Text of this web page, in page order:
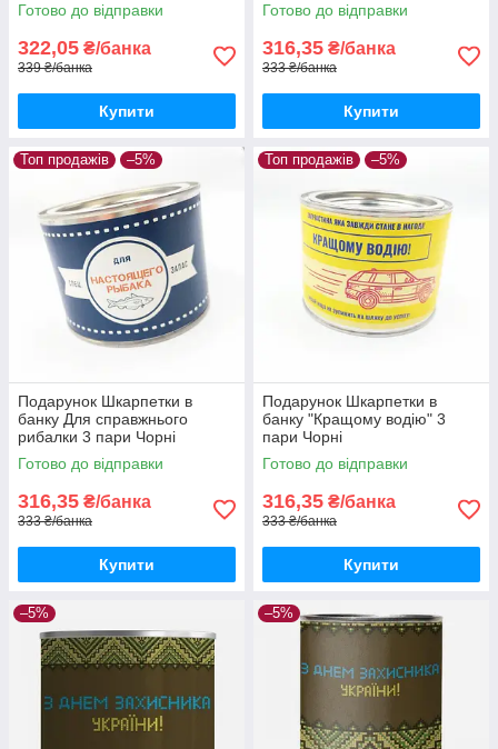
Готово до відправки
322,05 ₴/банка
339 ₴/банка
Купити
Готово до відправки
316,35 ₴/банка
333 ₴/банка
Купити
Топ продажів –5%
Подарунок Шкарпетки в
банку Для справжнього
рибалки 3 пари Чорні
Готово до відправки
316,35 ₴/банка
333 ₴/банка
Купити
Топ продажів –5%
Подарунок Шкарпетки в
банку "Кращому водію" 3
пари Чорні
Готово до відправки
316,35 ₴/банка
333 ₴/банка
Купити
–5% –5%